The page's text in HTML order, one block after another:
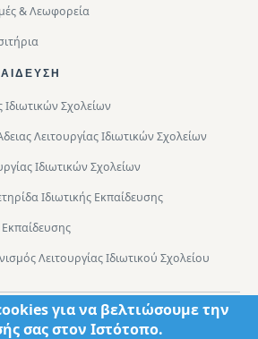
& Λεωφορεία
Ιδιωτικών Σχολείων
Λειτουργίας Ιδιωτικών Σχολείων
Ιδιωτικών Σχολείων
Ιδιωτικής Εκπαίδευσης
Λειτουργίας Ιδιωτικού Σχολείου
για να βελτιώσουμε την
σας στον Ιστότοπο.